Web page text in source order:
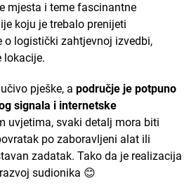
mjesta i teme fascinantne
koju je trebalo prenijeti
o logistički zahtjevnoj izvedbi,
lokacije.
pješke, a područje je potpuno
signala i internetske
uvjetima, svaki detalj mora biti
po zaboravljeni alat ili
zadatak. Tako da je realizacija
sudionika 😊